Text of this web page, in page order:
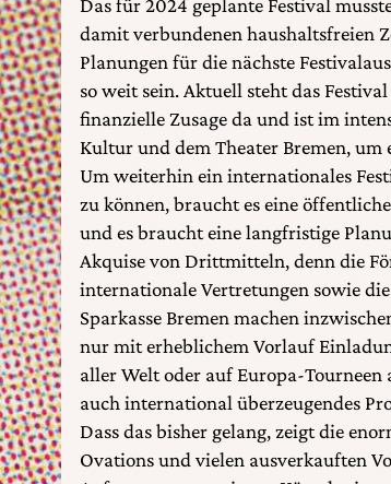
Das für 2024 geplante Festival
damit verbundenen haushaltsfreien
Planungen für die nächste
so weit sein. Aktuell steht das
finanzielle Zusage da und ist im
Kultur und dem Theater Bremen,
Um weiterhin ein internationales
zu können, braucht es eine
und es braucht eine langfristige
Akquise von Drittmitteln, denn die
internationale Vertretungen sowie
Sparkasse Bremen machen
nur mit erheblichem Vorlauf
aller Welt oder auf Europa-Tourneen
auch international überzeugendes
Dass das bisher gelang, zeigt die
Ovations und vielen ausverkauften